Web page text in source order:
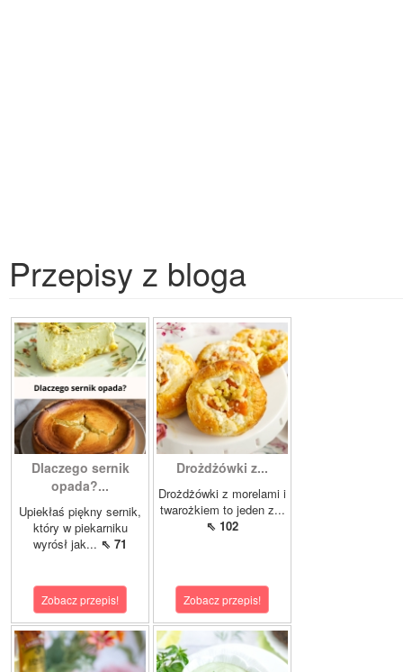
Przepisy z bloga
Dlaczego sernik
opada?...
Upiekłaś piękny sernik,
który w piekarniku
wyrósł jak... ⇖ 71
Zobacz przepis!
Drożdżówki z...
Drożdżówki z morelami i
twarożkiem to jeden z...
⇖ 102
Zobacz przepis!